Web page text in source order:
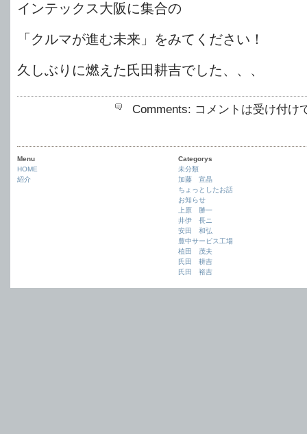
インテックス大阪に集合の
「クルマが進む未来」をみてください！
久しぶりに燃えた氏田耕吉でした、、、
Comments: コメントは受け付け
Menu
HOME
紹介
Categorys
未分類
加藤 宣晶
ちょっとしたお話
お知らせ
上原 勝一
井伊 長ニ
安田 和弘
豊中サービス工場
植田 茂夫
氏田 耕吉
氏田 裕吉